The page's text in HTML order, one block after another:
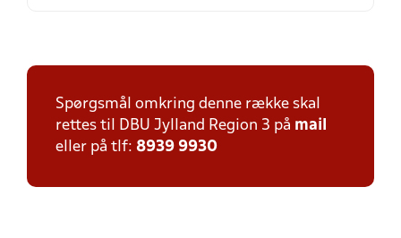
Spørgsmål omkring denne række skal
rettes til DBU Jylland Region 3 på mail
eller på tlf: 8939 9930